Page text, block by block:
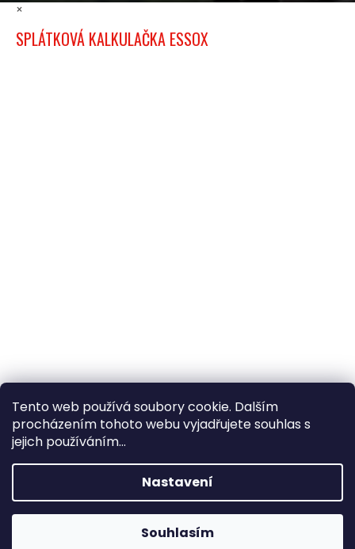
Tento web používá soubory cookie. Dalším
procházením tohoto webu vyjadřujete souhlas s
jejich používáním...
Nastavení
Souhlasím
×
SPLÁTKOVÁ KALKULAČKA ESSOX
×
Hledáte nejvýhodnější cenu? Získáte jí
pomocíregistrace
1% SLEVA NA PRVNÍ NÁKUP - POMOCÍ SLEVOVÉHO